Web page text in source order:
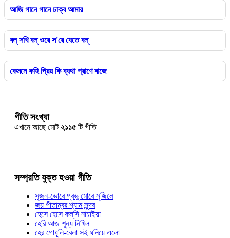
আজি গানে গানে ঢাক্‌ব আমার
বল্ সখি বল্ ওরে স'রে যেতে বল্
কেমনে কহি প্রিয় কি ব্যথা প্রাণে বাজে
গীতি সংখ্যা
এখানে আছে মোট২১১৫ টি গীতি
সম্প্রতি যুক্ত হওয়া গীতি
সৃজন-ভোরে প্রভু মোরে সৃজিলে
জয় পীতাম্বর শ্যাম সুন্দর
হেসে হেসে কল্‌সি নাচাইয়া
হেরি আজ শূন্য নিখিল
হের গোধূলি-বেলা সই ঘনিয়ে এলো